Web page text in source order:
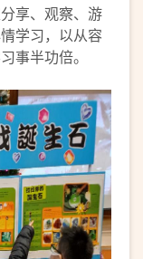
享、观察、游
学习，以从容
事半功倍。